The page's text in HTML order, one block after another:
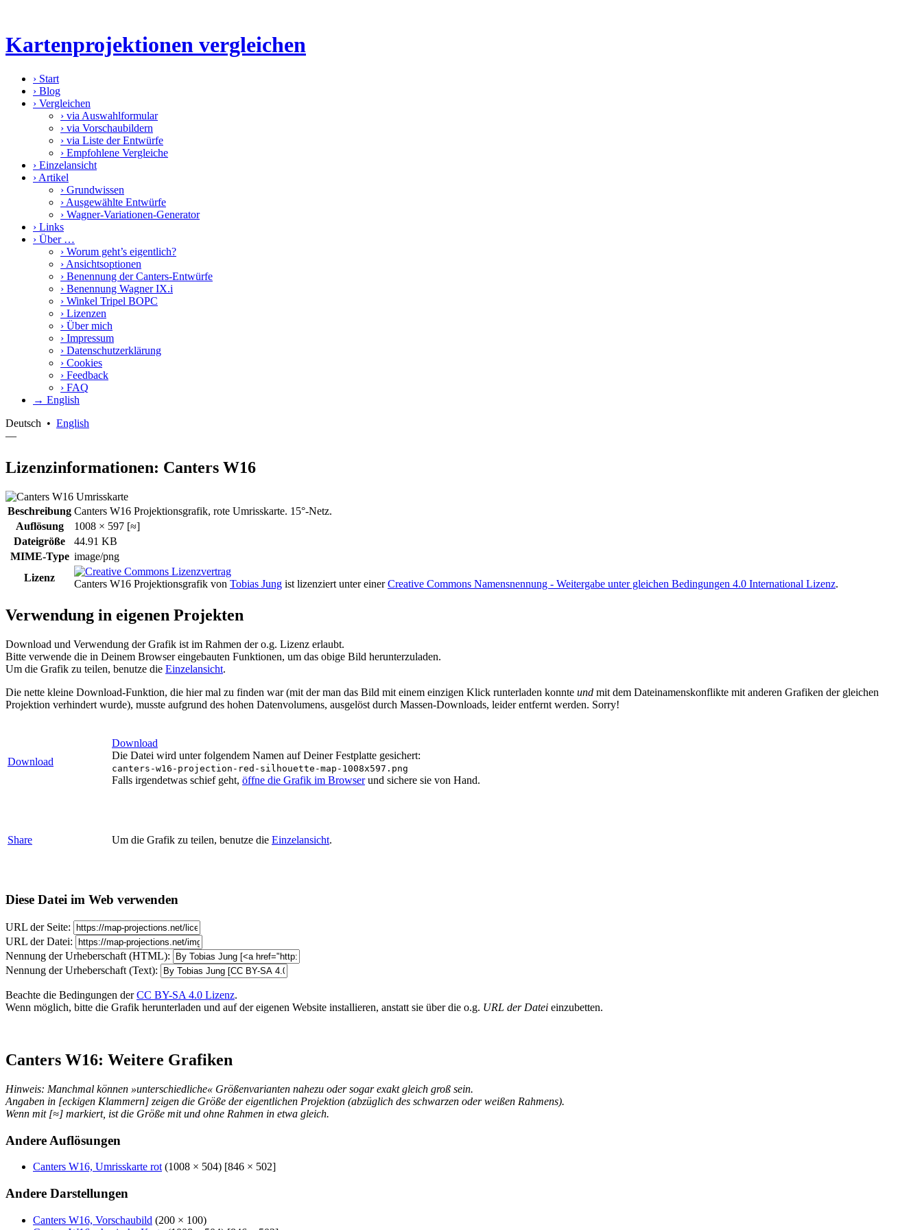
Kartenprojektionen vergleichen
› Start
› Blog
› Vergleichen
› via Auswahlformular
› via Vorschaubildern
› via Liste der Entwürfe
› Empfohlene Vergleiche
› Einzelansicht
› Artikel
› Grundwissen
› Ausgewählte Entwürfe
› Wagner-Variationen-Generator
› Links
› Über …
› Worum geht’s eigentlich?
› Ansichtsoptionen
› Benennung der Canters-Entwürfe
› Benennung Wagner IX.i
› Winkel Tripel BOPC
› Lizenzen
› Über mich
› Impressum
› Datenschutzerklärung
› Cookies
› Feedback
› FAQ
→ English
Deutsch • English
—
Lizenzinformationen: Canters W16
Beschreibung Canters W16 Projektionsgrafik, rote Umrisskarte. 15°-Netz.
Auflösung
1008 × 597 [≈]
Dateigröße
44.91 KB
MIME-Type image/png
Lizenz
Canters W16 Projektionsgrafik von Tobias Jung ist lizenziert unter einerCreative Commons Namensnennung - Weitergabe unter gleichen Bedingungen 4.0 International Lizenz.
Verwendung in eigenen Projekten
Download und Verwendung der Grafik ist im Rahmen der o.g. Lizenz erlaubt.
Bitte verwende die in Deinem Browser eingebauten Funktionen, um das obige Bild herunterzuladen.
Um die Grafik zu teilen, benutze die Einzelansicht.
Die nette kleine Download-Funktion, die hier mal zu finden war (mit der man das Bild mit einem einzigen Klick runterladen konnte und mit dem Dateinamenskonflikte mit anderen Grafiken der gleichen
Projektion verhindert wurde), musste aufgrund des hohen Datenvolumens, ausgelöst durch Massen-Downloads, leider entfernt werden. Sorry!
Download
Download
Die Datei wird unter folgendem Namen auf Deiner Festplatte gesichert:
canters-w16-projection-red-silhouette-map-1008x597.png
Falls irgendetwas schief geht, öffne die Grafik im Browserund sichere sie von Hand.
Share Um die Grafik zu teilen, benutze die Einzelansicht.
Diese Datei im Web verwenden
URL der Seite:
URL der Datei:
Nennung der Urheberschaft (HTML):
Nennung der Urheberschaft (Text):
Beachte die Bedingungen derCC BY-SA 4.0 Lizenz.
Wenn möglich, bitte die Grafik herunterladen und auf der eigenen Website installieren, anstatt sie über die o.g. URL der Datei einzubetten.
Canters W16: Weitere Grafiken
Hinweis: Manchmal können »unterschiedliche« Größenvarianten nahezu oder sogar exakt gleich groß sein.
Angaben in [eckigen Klammern] zeigen die Größe der eigentlichen Projektion (abzüglich des schwarzen oder weißen Rahmens).
Wenn mit [≈] markiert, ist die Größe mit und ohne Rahmen in etwa gleich.
Andere Auflösungen
Canters W16, Umrisskarte rot (1008 × 504) [846 × 502]
Andere Darstellungen
Canters W16, Vorschaubild (200 × 100)